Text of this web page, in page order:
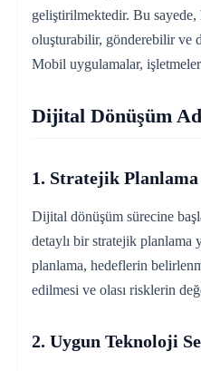
geliştirilmektedir. Bu sayede,
oluşturabilir, gönderebilir ve
Mobil uygulamalar,
Dijital Dönüşüm
1. Stratejik Planlama
Dijital dönüşüm sürecine
detaylı bir stratejik planlama
planlama, hedeflerin
edilmesi ve olası risklerin
2. Uygun Teknoloji